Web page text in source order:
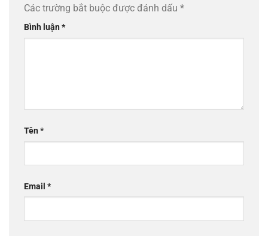
Các trường bắt buộc được đánh dấu *
Bình luận*
Tên*
Email *